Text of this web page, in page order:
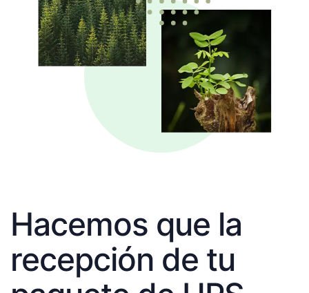
Hacemos que la
recepción de tu